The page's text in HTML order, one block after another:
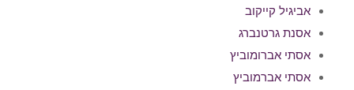
אביגיל קייקוב
אסנת גרטנברג
אסתי אברומוביץ
אסתי אברמוביץ